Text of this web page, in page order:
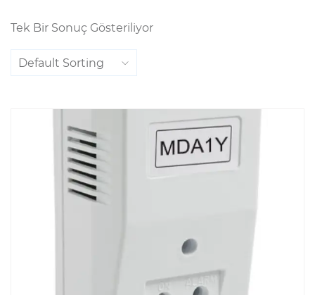
Tek Bir Sonuç Gösteriliyor
Default Sorting